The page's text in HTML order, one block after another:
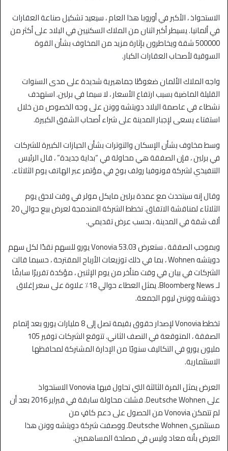
الاستحواذ ، الأكبر في أوروبا هذا العام ، سيعيد تشكيل صناعة العقارات
في ألمانيا. يسيطر أكبر اثنان من الملاك السكنيين في البلاد على أكثر من
500000 شقة ويخاطرون بإثارة مزيد من المخاوف بشأن القوة
السوقية لأصحاب العقارات الكبار.
واجه الملاك الألمان ضغوطًا جماهيرية شديدة على مدى السنوات
القليلة الماضية بسبب ارتفاع الأسعار ، لا سيما في برلين. استهدف
نشطاء في عاصمة البلاد دويتشه وونن على وجه الخصوص من خلال
استفتاء يسعى لإجبار المدينة على شراء أصحاب الشقق الكبيرة.
وسط مخاوف بشأن الإسكان والتوترات بشأن الحيازات الكبيرة للشركات
في برلين ، فإن الصفقة هي محاولة في “بداية جديدة” ، قال الرئيس
التنفيذي لشركة فونوفيا رولف بوخ في مؤتمر عبر الهاتف يوم الثلاثاء.
وقال إنه سيتحدث مع عمدة برلين مايكل مولر في وقت لاحق يوم
الثلاثاء لمناقشة الاتفاق. تخطط الشركة المندمجة لعرض بيع حوالي 20
ألف شقة في المدينة ، بحسب عرض تقديمي.
وبموجب الصفقة ، ستعرض Vonovia 53.03 يورو للسهم نقدًا لكل سهم
دويتشه Wohnen ، بما في ذلك توزيعات الأرباح المقترحة ، حسبما قالت
الشركات في بيان في وقت متأخر من يوم الإثنين ، مؤكدة تقريرًا سابقًا
لـ Bloomberg News. يمثل العطاء حوالي 18٪ علاوة على سعر إغلاق
دويتشه وونين ليوم الجمعة.
تخطط Vonovia لإصدار حقوق بقيمة تصل إلى 8 مليارات يورو بعد إتمام
الصفقة ، المتوقعة في النصف الثاني. تتوقع الشركات توفير 105
مليون يورو في التكاليف سنويًا من الإدارة المشتركة لمحافظها
الاستثمارية.
العرض يمثل المرة الثالثة التي تحاول فيها Vonovia الاستحواذ
على Deutsche Wohnen. فشلت محاولة سابقة في فبراير 2016 بعد أن
لم تتمكن Vonovia من الحصول على دعم كافٍ من
مستثمري Deutsche Wohnen. ووصفت شركة دويتشه وونن هذا
العرض بأنه معاد وليس في مصلحة المساهمين.